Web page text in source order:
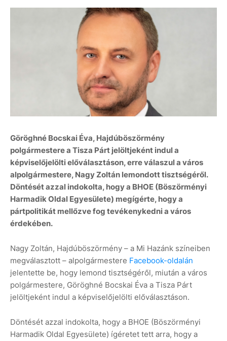
Göröghné Bocskai Éva, Hajdúböszörmény
polgármestere a Tisza Párt jelöltjeként indul a
képviselőjelölti előválasztáson, erre válaszul a város
alpolgármestere, Nagy Zoltán lemondott tisztségéről.
Döntését azzal indokolta, hogy a BHOE (Böszörményi
Harmadik Oldal Egyesülete) megígérte, hogy a
pártpolitikát mellőzve fog tevékenykedni a város
érdekében.
Nagy Zoltán, Hajdúböszörmény – a Mi Hazánk színeiben
megválasztott – alpolgármestere Facebook-oldalán
jelentette be, hogy lemond tisztségéről, miután a város
polgármestere, Göröghné Bocskai Éva a Tisza Párt
jelöltjeként indul a képviselőjelölti előválasztáson.
Döntését azzal indokolta, hogy a BHOE (Böszörményi
Harmadik Oldal Egyesülete) ígéretet tett arra, hogy a